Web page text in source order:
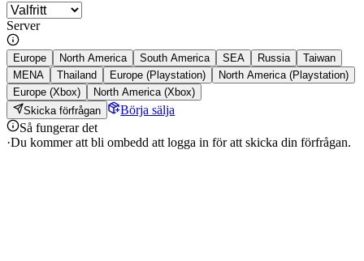
Server
Europe North America South America SEA Russia
Taiwan
MENA
Thailand Europe (Playstation)
North America (Playstation)
Europe (Xbox)
North America (Xbox)
Skicka förfrågan
Börja sälja
Så fungerar det
·Du kommer att bli ombedd att logga in för att skicka din förfrågan.